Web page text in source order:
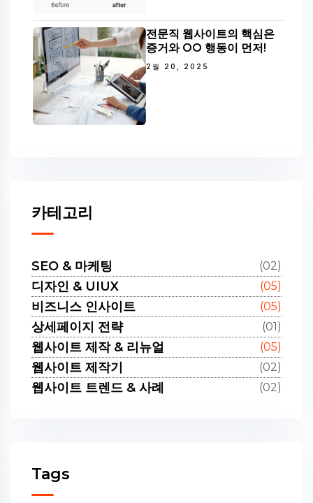
전문직 웹사이트의 핵심은
증거와 OO 행동이 먼저!
2월 20, 2025
카테고리
SEO & 마케팅 (02)
디자인 & UIUX (05)
비즈니스 인사이트 (05)
상세페이지 전략 (01)
웹사이트 제작 & 리뉴얼 (05)
웹사이트 제작기 (02)
웹사이트 트렌드 & 사례 (02)
Tags